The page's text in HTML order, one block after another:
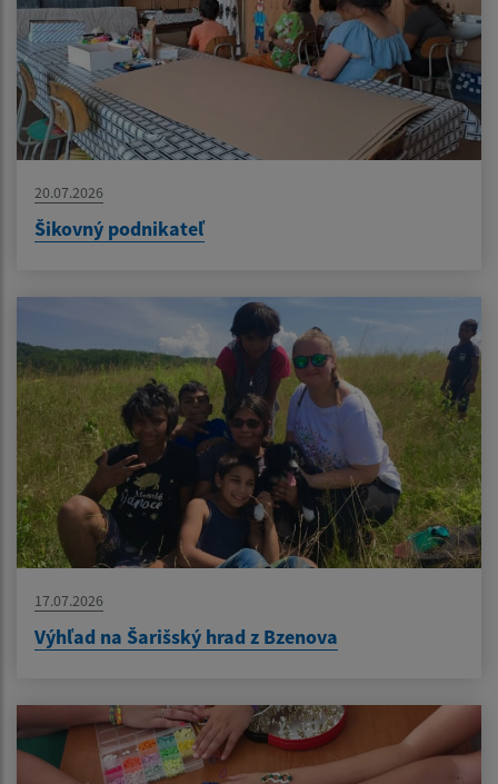
20.07.2026
Šikovný podnikateľ
17.07.2026
Výhľad na Šarišský hrad z Bzenova